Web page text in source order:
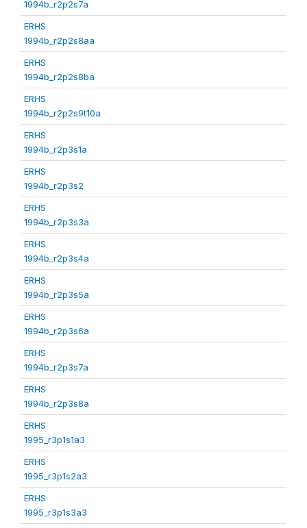
1994b_r2p2s7a
ERHS
1994b_r2p2s8aa
ERHS
1994b_r2p2s8ba
ERHS
1994b_r2p2s9t10a
ERHS
1994b_r2p3s1a
ERHS
1994b_r2p3s2
ERHS
1994b_r2p3s3a
ERHS
1994b_r2p3s4a
ERHS
1994b_r2p3s5a
ERHS
1994b_r2p3s6a
ERHS
1994b_r2p3s7a
ERHS
1994b_r2p3s8a
ERHS
1995_r3p1s1a3
ERHS
1995_r3p1s2a3
ERHS
1995_r3p1s3a3